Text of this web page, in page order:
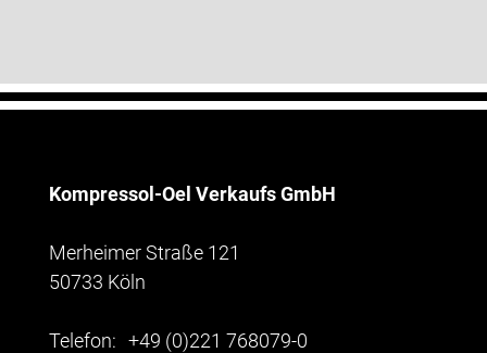
Kompressol-Oel Verkaufs GmbH
Merheimer Straße 121
50733 Köln
Telefon: +49 (0)221 768079-0